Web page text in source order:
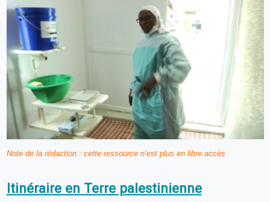
Note de la rédaction : cette ressource n’est plus en libre accès
Itinéraire en Terre palestinienne